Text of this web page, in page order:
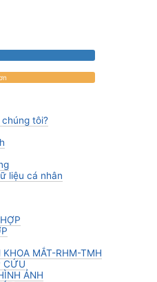
tôi?
liệu cá nhân
KHOA MẮT-RHM-TMH
CỨU
ẢNH